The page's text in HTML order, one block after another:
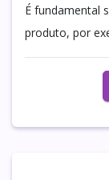
É fundamental
produto, por